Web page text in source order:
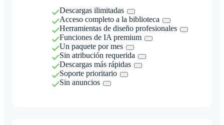
Descargas ilimitadas
Acceso completo a la biblioteca
Herramientas de diseño profesionales
Funciones de IA premium
Un paquete por mes
Sin atribución requerida
Descargas más rápidas
Soporte prioritario
Sin anuncios